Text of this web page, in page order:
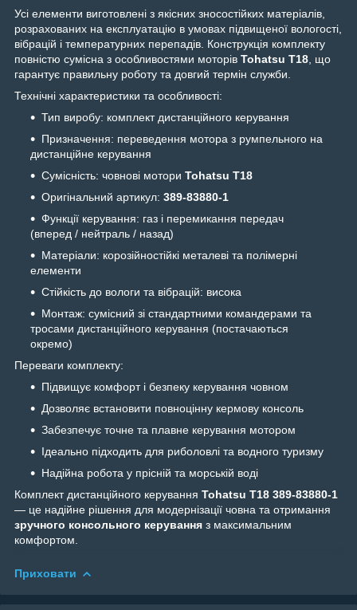
Усі елементи виготовлені з якісних зносостійких матеріалів,
розрахованих на експлуатацію в умовах підвищеної вологості,
вібрацій і температурних перепадів. Конструкція комплекту
повністю сумісна з особливостями моторів Tohatsu T18 , що
гарантує правильну роботу та довгий термін служби.
Технічні характеристики та особливості:
Тип виробу: комплект дистанційного керування
Призначення: переведення мотора з румпельного на
дистанційне керування
Сумісність: човнові мотори Tohatsu T18
Оригінальний артикул: 389‑83880‑1
Функції керування: газ і перемикання передач
(вперед / нейтраль / назад)
Матеріали: корозійностійкі металеві та полімерні
елементи
Стійкість до вологи та вібрацій: висока
Монтаж: сумісний зі стандартними командерами та
тросами дистанційного керування (постачаються
окремо)
Переваги комплекту:
Підвищує комфорт і безпеку керування човном
Дозволяє встановити повноцінну кермову консоль
Забезпечує точне та плавне керування мотором
Ідеально підходить для риболовлі та водного туризму
Надійна робота у прісній та морській воді
Комплект дистанційного керування Tohatsu T18 389‑83880‑1
— це надійне рішення для модернізації човна та отримання
зручного консольного керування з максимальним
комфортом.
Приховати